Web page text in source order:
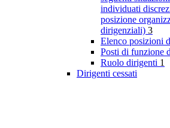
individuati
posizione
dirigenziali) 3
Elenco posizioni
Posti di funzione
Ruolo dirigenti 1
Dirigenti cessati